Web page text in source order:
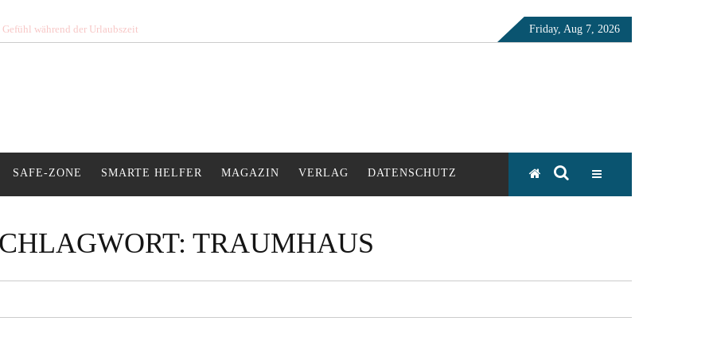
während der Urlaubszeit Friday, Aug 7, 2026
SAFE-ZONE SMARTE HELFER MAGAZIN VERLAG DATENSCHUTZ
TRAUMHAUS